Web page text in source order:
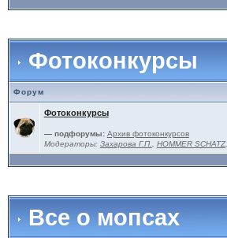
Фотоконкурсы
Форум
Фотоконкурсы
— подфорумы: Архив фотоконкурсов
Модераторы: Захарова Г.П. HOMMER SCHATZ,
Все о мопсах